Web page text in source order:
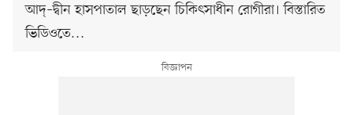
আদ্–দ্বীন হাসপাতাল ছাড়ছেন চিকিৎসাধীন রোগীরা। বিস্তারিত
ভিডিওতে…